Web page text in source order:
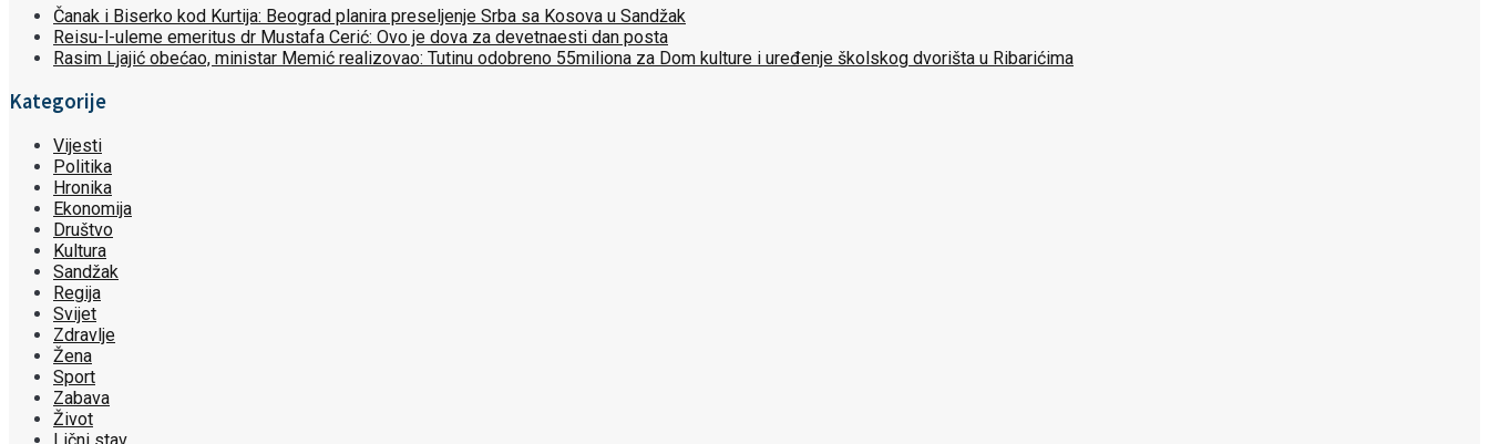
Čanak i Biserko kod Kurtija: Beograd planira preseljenje Srba sa Kosova u Sandžak
Reisu-l-uleme emeritus dr Mustafa Cerić: Ovo je dova za devetnaesti dan posta
Rasim Ljajić obećao, ministar Memić realizovao: Tutinu odobreno 55miliona za Dom kulture i uređenje školskog dvorišta u Ribarićima
Kategorije
Vijesti
Politika
Hronika
Ekonomija
Društvo
Kultura
Sandžak
Regija
Svijet
Zdravlje
Žena
Sport
Zabava
Život